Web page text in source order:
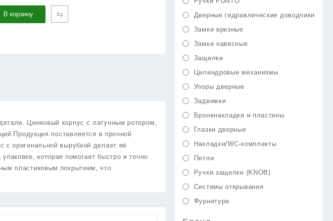
В корзину ⇆
Цинковый корпус с латунным ротором,
поставляется в прочной
с оригинальной вырубкой делает её
которая помогает быстро и точно
пластиковым покрытием, что
Дверные гидравлические доводчики
Замки врезные
Замки навесные
Защелки
Цилиндровые механизмы
Упоры дверные
Задвижки
Броненакладки и пластины
Глазки дверные
Накладки/WC-комплекты
Петли
Ручки защелки (KNOB)
Системы открывания
Фурнитура